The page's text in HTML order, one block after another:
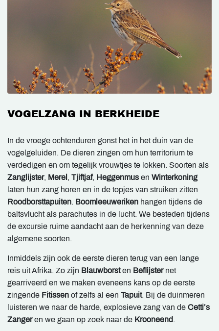
VOGELZANG IN BERKHEIDE
In de vroege ochtenduren gonst het in het duin van de
vogelgeluiden. De dieren zingen om hun territorium te
verdedigen en om tegelijk vrouwtjes te lokken. Soorten als
Zanglijster, Merel , Tjiftjaf, Heggenmus en Winterkoning
laten hun zang horen en in de topjes van struiken zitten
Roodborsttapuiten. Boomleeuweriken hangen tijdens de
baltsvlucht als parachutes in de lucht. We besteden tijdens
de excursie ruime aandacht aan de herkenning van deze
algemene soorten.
Inmiddels zijn ook de eerste dieren terug van een lange
reis uit Afrika. Zo zijn Blauwborsten Beflijster net
gearriveerd en we maken eveneens kans op de eerste
zingende Fitissen of zelfs al een Tapuit. Bij de duinmeren
luisteren we naar de harde, explosieve zang van de Cetti’s
Zangeren we gaan op zoek naar de Krooneend.